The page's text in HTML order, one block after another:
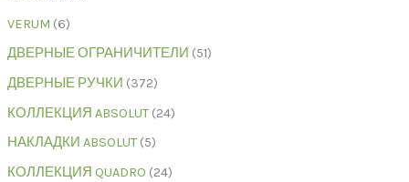
VERUM 6
ДВЕРНЫЕ ОГРАНИЧИТЕЛИ 51
ДВЕРНЫЕ РУЧКИ 372
КОЛЛЕКЦИЯ ABSOLUT 24
НАКЛАДКИ ABSOLUT 5
КОЛЛЕКЦИЯ QUADRO 24